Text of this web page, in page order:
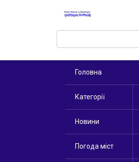
Поиск:
Головна
Категорії
Новини
Погода міст